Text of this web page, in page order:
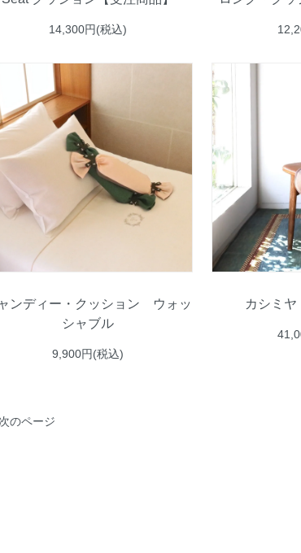
14,300円(税込)
ンディー・クッション ウォッ
シャブル
9,900円(税込)
カシミヤ
次のページ